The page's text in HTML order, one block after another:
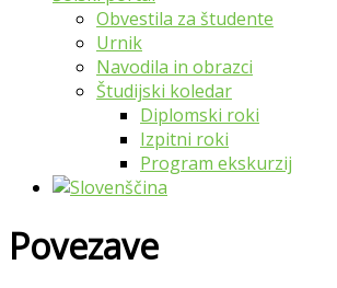
Obvestila za študente
Urnik
Navodila in obrazci
Študijski koledar
Diplomski roki
Izpitni roki
Program ekskurzij
Povezave